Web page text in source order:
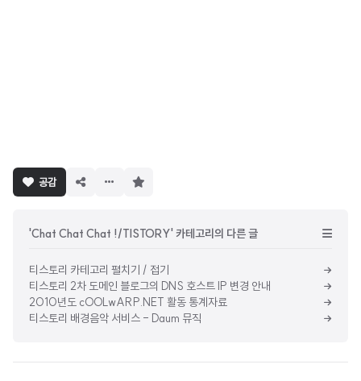
공감
'Chat Chat Chat !/TISTORY' 카테고리의 다른 글
티스토리 카테고리 펼치기 / 접기
티스토리 2차 도메인 블로그의 DNS 호스트 IP 변경 안내
2010년도 cOOLwARP.NET 활동 통계자료
티스토리 배경음악 서비스 - Daum 뮤직